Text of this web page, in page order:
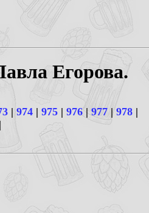
Егорова.
| 974 | 975 | 976| 977 | 978 |
|